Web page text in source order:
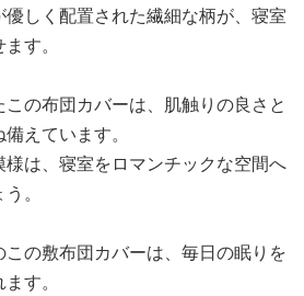
しく配置された繊細な柄が、寝室
す。
の布団カバーは、肌触りの良さと
えています。
は、寝室をロマンチックな空間へ
。
の敷布団カバーは、毎日の眠りを
す。